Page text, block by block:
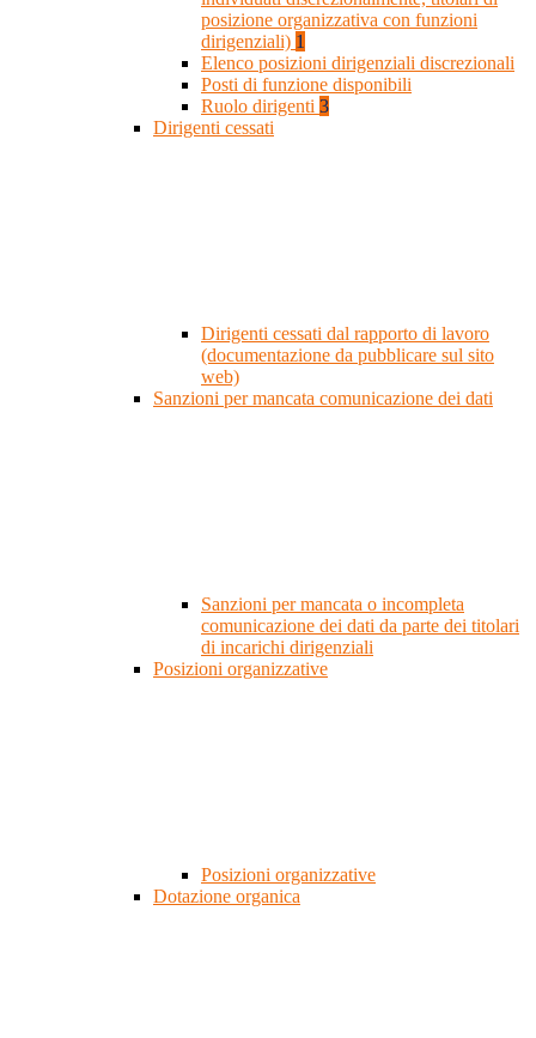
posizione organizzativa con funzioni
dirigenziali) 1
Elenco posizioni dirigenziali discrezionali
Posti di funzione disponibili
Ruolo dirigenti 3
Dirigenti cessati
Dirigenti cessati dal rapporto di lavoro
(documentazione da pubblicare sul sito
web)
Sanzioni per mancata comunicazione dei dati
Sanzioni per mancata o incompleta
comunicazione dei dati da parte dei titolari
di incarichi dirigenziali
Posizioni organizzative
Posizioni organizzative
Dotazione organica